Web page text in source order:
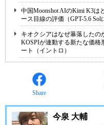
中国Moonshot AIのKimi K3は
ース目線の評価（GPT-5.6 Sol
キオクシアはなぜ暴落したの
KOSPIが連動する新たな価
ート（イントロ）
Share
今泉 大輔